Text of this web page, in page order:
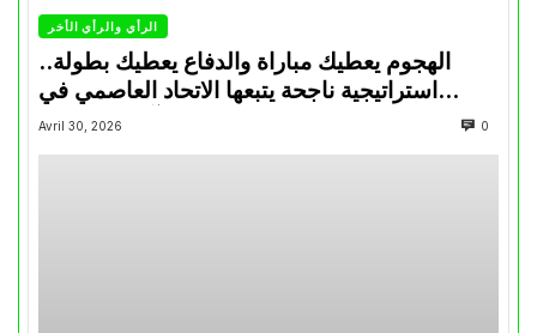
الرأي والرأي الأخر
الهجوم يعطيك مباراة والدفاع يعطيك بطولة..
استراتيجية ناجحة يتبعها الاتحاد العاصمي في
تتويجاته آخر السنوات
Avril 30, 2026 0